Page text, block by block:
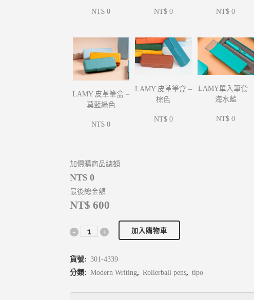
NT$ 0 NT$ 0 NT$ 0
LAMY 皮革筆盒 –
莫藍綠色
NT$ 0
LAMY 皮革筆盒 –
棕色
NT$ 0
LAMY單入筆套 –
海水藍
NT$ 0
加價購商品總額
NT$ 0
最後總金額
NT$ 600
加入購物車
貨號: 301-4339
分類: Modern Writing, Rollerball pens, tipo